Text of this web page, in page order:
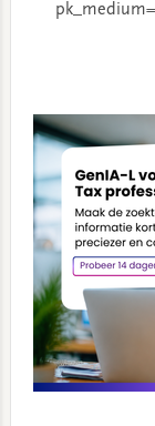
Sidebar